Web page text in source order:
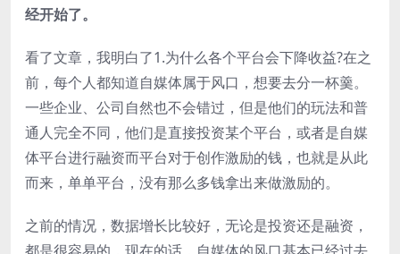
经开始了。
看了文章，我明白了1.为什么各个平台会下降收益?在之
前，每个人都知道自媒体属于风口，想要去分一杯羹。
一些企业、公司自然也不会错过，但是他们的玩法和普
通人完全不同，他们是直接投资某个平台，或者是自媒
体平台进行融资而平台对于创作激励的钱，也就是从此
而来，单单平台，没有那么多钱拿出来做激励的。
之前的情况，数据增长比较好，无论是投资还是融资，